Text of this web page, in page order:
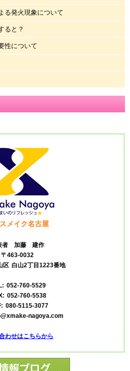
る発火現象について
ると？
性について
メイク名古屋
者 加藤 建作
〒463-0032
区 白山2丁目1223番地
052-760-5529
052-760-5538
080-5115-3077
nagoya.com
わせはこちらから